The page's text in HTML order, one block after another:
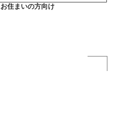
住まいの方向け